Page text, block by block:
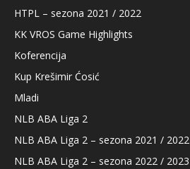
HTPL – sezona 2021 / 2022
KK VROS Game Highlights
Koferencija
Kup Krešimir Ćosić
Mladi
NLB ABA Liga 2
NLB ABA Liga 2 – sezona 2021 / 2022
NLB ABA Liga 2 – sezona 2022 / 2023